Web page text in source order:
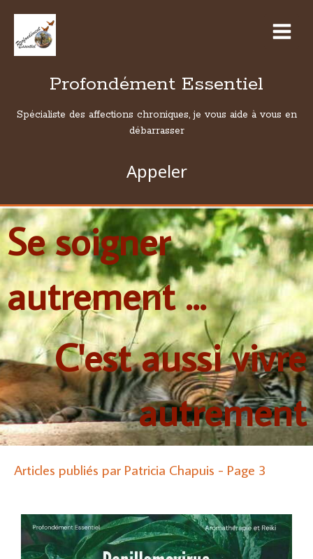
Profondément Essentiel
Spécialiste des affections chroniques, je vous aide à vous en
débarrasser
Appeler
Se soigner
autrement ...
C'est aussi vivre
autrement
Articles publiés par Patricia Chapuis - Page 3